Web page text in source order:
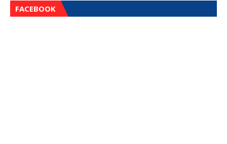
FACEBOOK